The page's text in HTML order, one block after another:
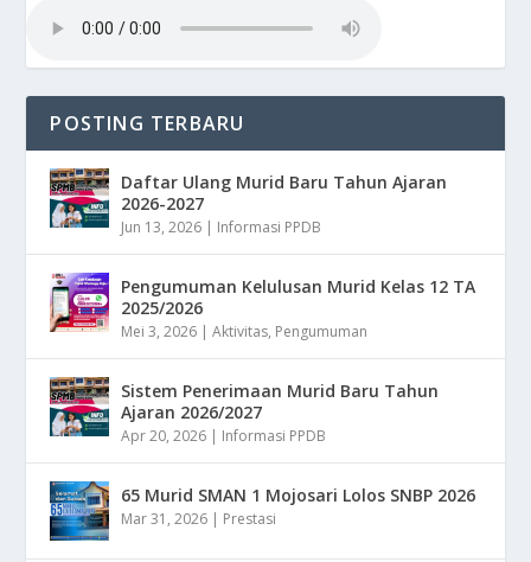
POSTING TERBARU
Daftar Ulang Murid Baru Tahun Ajaran
2026-2027
Jun 13, 2026 | Informasi PPDB
Pengumuman Kelulusan Murid Kelas 12 TA
2025/2026
Mei 3, 2026 |Aktivitas, Pengumuman
Sistem Penerimaan Murid Baru Tahun
Ajaran 2026/2027
Apr 20, 2026 | Informasi PPDB
65 Murid SMAN 1 Mojosari Lolos SNBP 2026
Mar 31, 2026 | Prestasi